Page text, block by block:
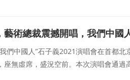
藝術總裁震撼開唱，我們中
們中國人”石子義2021演唱會在首都
座無虛席，盛況空前。本次演唱會通過